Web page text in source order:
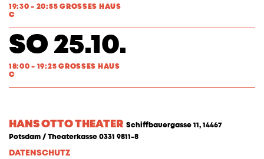
19:30 - 20:55 GROSSES HAUS
C
SO 25.10.
18:00 - 19:25 GROSSES HAUS
C
HANS OTTO THEATER Schiffbauergasse 11, 14467
Potsdam / Theaterkasse 0331 9811-8
DATENSCHUTZ